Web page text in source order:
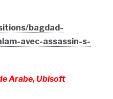
bagdad-
avec-assassin-s-
Arabe, Ubisoft